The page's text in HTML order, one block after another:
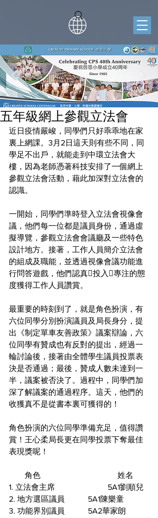
五年級網上參觀立法會
近日疫情嚴峻，同學們只好乖乖地在家
裏上網課。3月2日這天則有些不同，同
學足不出戶，就能走到中環立法會大
樓，因為老師憑著科技安排了一個網上
參觀立法會活動，藉此加‍深對立法會的
認識。
一開始，同學們準時登入立法會視像會
議，他們每一位都是議員身份，通過虛
擬導覽，參觀立法會會議廳及一些特色
設計地方。接著，工作人員簡介立法會
的組成及職能，並透過視像會議功能進
行問答遊戲，他們認真投入專注的態
度獲得工作人員讚賞。
最重要的時刻到了，就是角色扮演，有
六位同學分別扮演議員及局長身分，提
出《制定單車友善政策》議案辯論，六
位同學有贊成也有反對的提出，經過一
輪討論後，接著由全體學生議員投票表
決是否通過；最後，贊成人數未達到一
半，議案被否決了。過程中，同學們加
深了解議案的通過程序。這天，他們的
收獲真不是從書本裏可獲得的！
角色扮演的六位同學準備充足，值得讚
賞！王心柔局長更在同學投票下奪最佳
表現獎呢！
        角色				     姓名
1. 立法會主席			5A1劉順兒
2. 地方選區議員		5A1陳樂童
3. 功能界別議員		5A2華家朗